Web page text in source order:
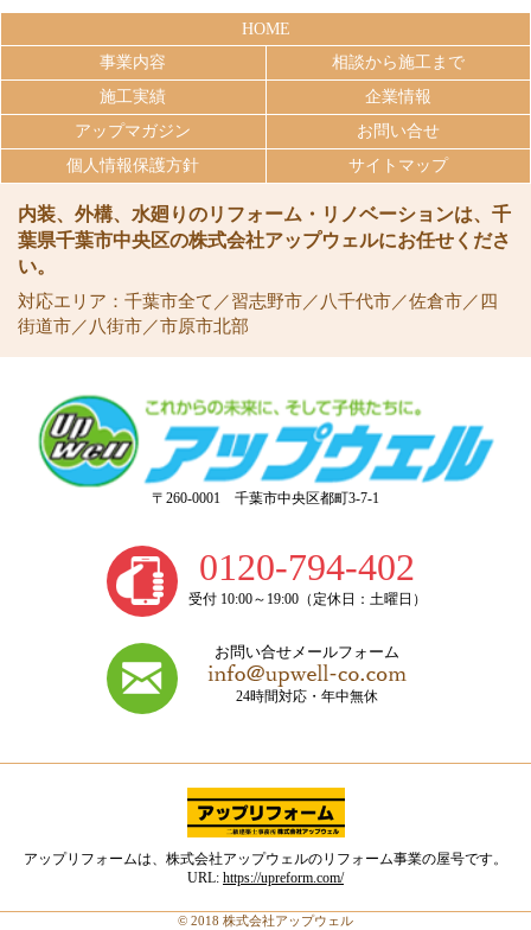
HOME
事業内容
相談から施工まで
施工実績
企業情報
アップマガジン
お問い合せ
個人情報保護方針
サイトマップ
内装、外構、水廻りのリフォーム・リノベーションは、千
葉県千葉市中央区の株式会社アップウェルにお任せくださ
い。
対応エリア：千葉市全て／習志野市／八千代市／佐倉市／四
街道市／八街市／市原市北部
〒260-0001 千葉市中央区都町3-7-1
0120-794-402
受付 10:00～19:00（定休日：土曜日）
お問い合せメールフォーム
24時間対応・年中無休
アップリフォームは、株式会社アップウェルのリフォーム事業の屋号です。
URL: https://upreform.com/
© 2018 株式会社アップウェル